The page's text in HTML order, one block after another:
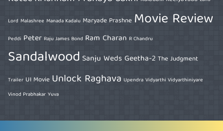
Lord Malashree Manada Kadalu Maryade Prashne Movie Review
Peddi Peter Raju James Bond Ram Charan R Chandru
Sandalwood Sanju Weds Geetha-2 The Judgment
Trailer UI Movie Unlock Raghava Upendra Vidyarthi Vidyarthiniyare
Vinod Prabhakar Yuva